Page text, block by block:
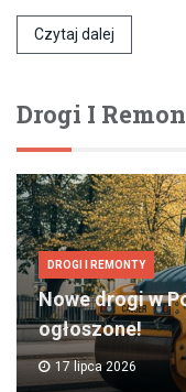
Czytaj dalej
Drogi I
DROGI I REMONTY
Nowe drogi w
ogłoszone!
17 lipca 2026